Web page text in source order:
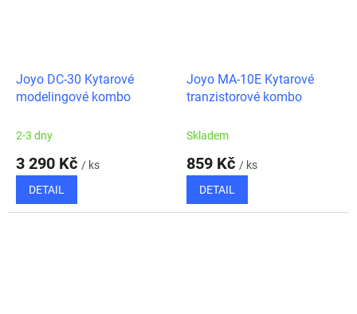
Joyo DC-30 Kytarové
modelingové kombo
2-3 dny
3 290 Kč / ks
DETAIL
Joyo MA-10E Kytarové
tranzistorové kombo
Skladem
859 Kč / ks
DETAIL